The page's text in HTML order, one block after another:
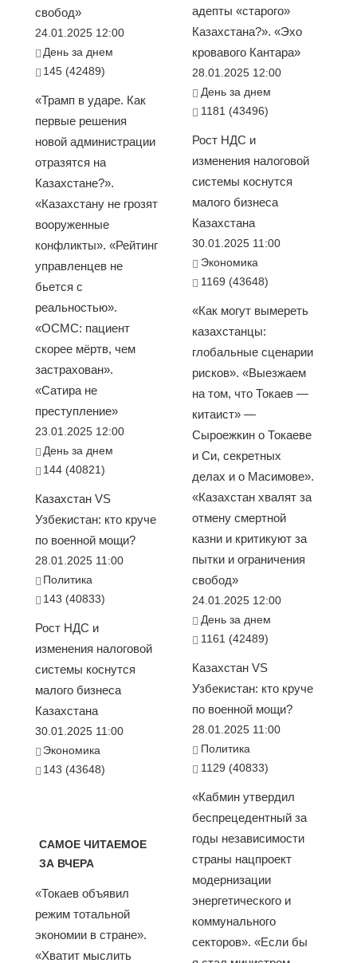
свобод»
24.01.2025 12:00
День за днем
145 (42489)
«Трамп в ударе. Как
первые решения
новой администрации
отразятся на
Казахстане?».
«Казахстану не грозят
вооруженные
конфликты». «Рейтинг
управленцев не
бьется с
реальностью».
«ОСМС: пациент
скорее мёртв, чем
застрахован».
«Сатира не
преступление»
23.01.2025 12:00
День за днем
144 (40821)
Казахстан VS
Узбекистан: кто круче
по военной мощи?
28.01.2025 11:00
Политика
143 (40833)
Рост НДС и
изменения налоговой
системы коснутся
малого бизнеса
Казахстана
30.01.2025 11:00
Экономика
143 (43648)
САМОЕ ЧИТАЕМОЕ
ЗА ВЧЕРА
«Токаев объявил
режим тотальной
экономии в стране».
«Хватит мыслить
адепты «старого»
Казахстана?». «Эхо
кровавого Кантара»
28.01.2025 12:00
День за днем
1181 (43496)
Рост НДС и
изменения налоговой
системы коснутся
малого бизнеса
Казахстана
30.01.2025 11:00
Экономика
1169 (43648)
«Как могут вымереть
казахстанцы:
глобальные сценарии
рисков». «Выезжаем
на том, что Токаев —
китаист» —
Сыроежкин о Токаеве
и Си, секретных
делах и о Масимове».
«Казахстан хвалят за
отмену смертной
казни и критикуют за
пытки и ограничения
свобод»
24.01.2025 12:00
День за днем
1161 (42489)
Казахстан VS
Узбекистан: кто круче
по военной мощи?
28.01.2025 11:00
Политика
1129 (40833)
«Кабмин утвердил
беспрецедентный за
годы независимости
страны нацпроект
модернизации
энергетического и
коммунального
секторов». «Если бы